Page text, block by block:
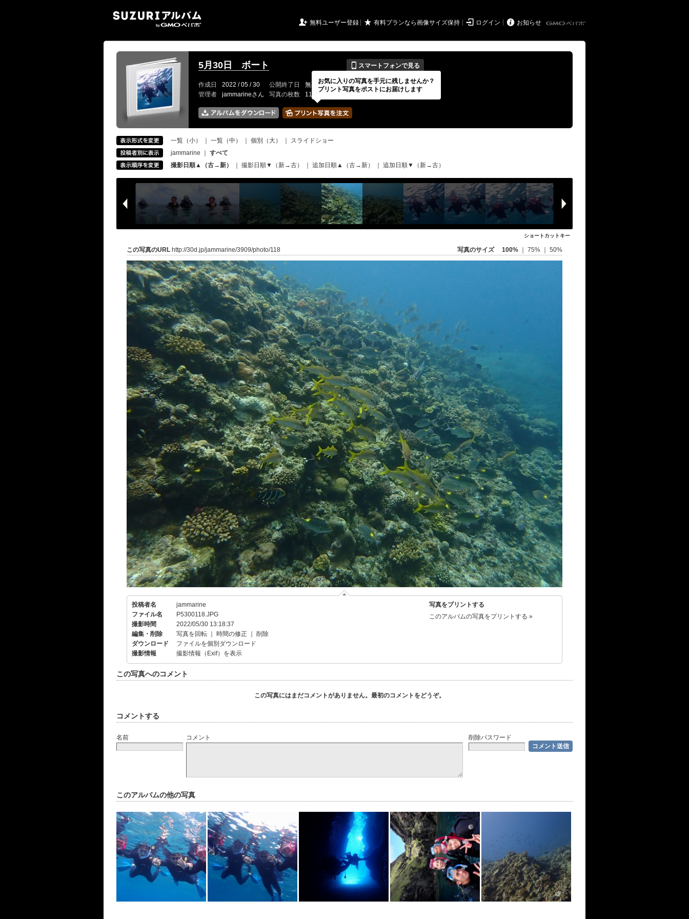
 無料ユーザー登録 ★ 有料プランなら画像サイズ保持  ログイン  お知らせ
5月30日 ボート 📱 スマートフォンで見る
作成日 2022 / 05 / 30 公開終了日 無期限 イベントの期間
---
管理者
jammarineさん 写真の枚数 118 / 2000枚
一覧（小） 一覧（中） 個別（大）
スライドショー
jammarine
すべて
撮影日順▲（古→新）
撮影日順▼（新→古） 追加日順▲（古→新） 追加日順▼（新→古）
ショートカットキー
この写真のURL http://30d.jp/jammarine/3909/photo/118 写真のサイズ 100% 75% 50%
投稿者名
jammarine
ファイル名
P5300118.JPG
撮影時間
2022/05/30 13:18:37
編集・削除
写真を回転 時間の修正
削除
ダウンロード
ファイルを個別ダウンロード
撮影情報
撮影情報（Exif）を表示
写真をプリントする
このアルバムの写真をプリントする »
この写真へのコメント
この写真にはまだコメントがありません。最初のコメントをどうぞ。
コメントする
名前 コメント 削除パスワード
このアルバムの他の写真
お気に入りの写真を手元に残しませんか？
プリント写真をポストにお届けします